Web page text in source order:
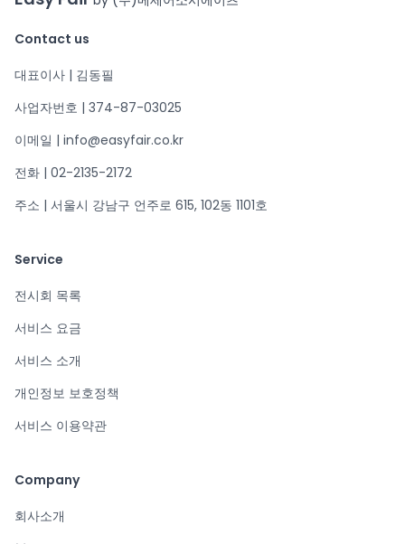
Contact us
대표이사 | 김동필
사업자번호 | 374-87-03025
이메일 | info@easyfair.co.kr
전화 | 02-2135-2172
주소 | 서울시 강남구 언주로 615, 102동 1101호
Service
전시회 목록
서비스 요금
서비스 소개
개인정보 보호정책
서비스 이용약관
Company
회사소개